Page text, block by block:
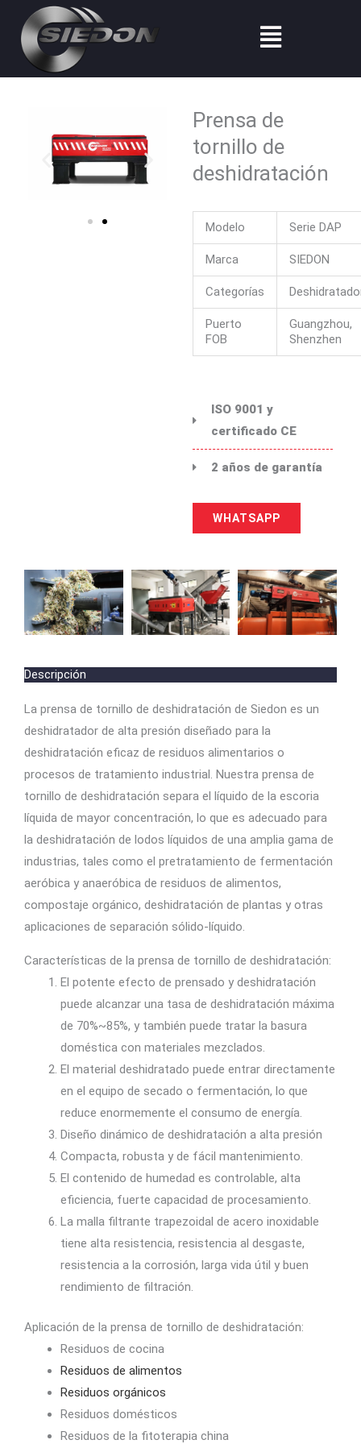
contenido
Menú
Prensa de
tornillo de
deshidratación
Modelo Serie DAP
Marca SIEDON
Categorías
Puerto
FOB
Guangzhou,
Shenzhen
ISO 9001 y
certificado CE
2 años de garantía
WHATSAPP
Descripción
La prensa de tornillo de deshidratación de Siedon es un
deshidratador de alta presión diseñado para la
deshidratación eficaz de residuos alimentarios o
procesos de tratamiento industrial. Nuestra prensa de
tornillo de deshidratación separa el líquido de la escoria
líquida de mayor concentración, lo que es adecuado para
la deshidratación de lodos líquidos de una amplia gama de
industrias, tales como el pretratamiento de fermentación
aeróbica y anaeróbica de residuos de alimentos,
compostaje orgánico, deshidratación de plantas y otras
aplicaciones de separación sólido-líquido.
Características de la prensa de tornillo de deshidratación:
El potente efecto de prensado y deshidratación
puede alcanzar una tasa de deshidratación máxima
de 70%~85%, y también puede tratar la basura
doméstica con materiales mezclados.
El material deshidratado puede entrar directamente
en el equipo de secado o fermentación, lo que
reduce enormemente el consumo de energía.
Diseño dinámico de deshidratación a alta presión
Compacta, robusta y de fácil mantenimiento.
El contenido de humedad es controlable, alta
eficiencia, fuerte capacidad de procesamiento.
La malla filtrante trapezoidal de acero inoxidable
tiene alta resistencia, resistencia al desgaste,
resistencia a la corrosión, larga vida útil y buen
rendimiento de filtración.
Aplicación de la prensa de tornillo de deshidratación:
Residuos de cocina
Residuos de alimentos
Residuos orgánicos
Residuos domésticos
Residuos de la fitoterapia china